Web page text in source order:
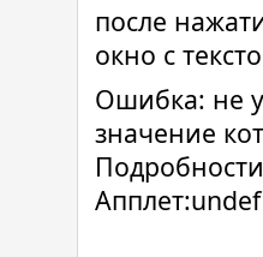
после
окно с
Ошибка: не
значение